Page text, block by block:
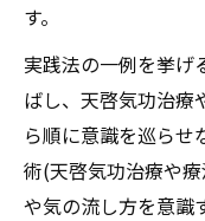
す。
実践法の一例を挙げ
ばし、天啓気功治療
ら順に意識を巡らせ
術(天啓気功治療や
や気の流し方を意識